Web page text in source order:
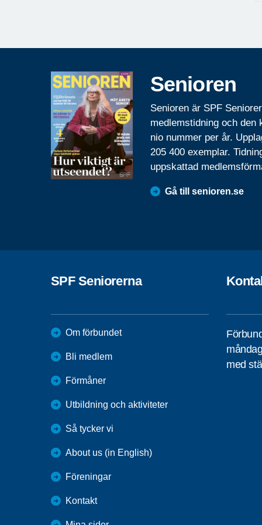
Senioren
Senioren är SPF
medlemstidning och den
nio nummer per år.
205 400 exemplar.
uppskattad
Gå till senioren.se
SPF Seniorerna
Om förbundet
Bli medlem
Förmåner
Utbildning och aktiviteter
Så tycker vi
About us (in English)
Föreningar
Kontakt
med